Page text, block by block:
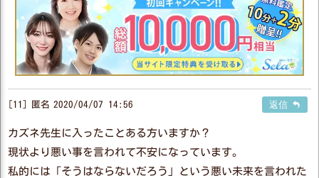
11 匿名 2020/04/07 14:56 返信
カズネ先生に入ったことある方いますか？
現状より悪い事を言われて不安になっています。
私的には「そうはならないだろう」という悪い未来を言われた